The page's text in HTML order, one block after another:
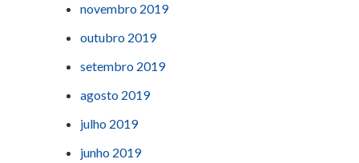
novembro 2019
outubro 2019
setembro 2019
agosto 2019
julho 2019
junho 2019